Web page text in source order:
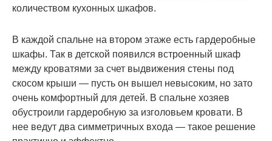
количеством кухонных шкафов.
В каждой спальне на втором этаже есть гардеробные
шкафы. Так в детской появился встроенный шкаф
между кроватями за счет выдвижения стены под
скосом крыши — пусть он вышел невысоким, но зато
очень комфортный для детей. В спальне хозяев
обустроили гардеробную за изголовьем кровати. В
нее ведут два симметричных входа — такое решение